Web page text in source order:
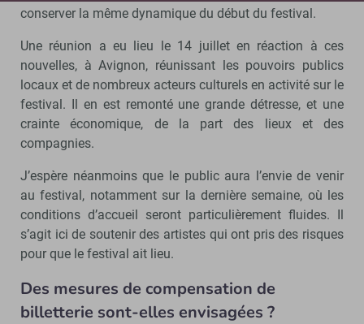
conserver la même dynamique du début du festival.
Une réunion a eu lieu le 14 juillet en réaction à ces
nouvelles, à Avignon, réunissant les pouvoirs publics
locaux et de nombreux acteurs culturels en activité sur le
festival. Il en est remonté une grande détresse, et une
crainte économique, de la part des lieux et des
compagnies.
J’espère néanmoins que le public aura l’envie de venir
au festival, notamment sur la dernière semaine, où les
conditions d’accueil seront particulièrement fluides. Il
s’agit ici de soutenir des artistes qui ont pris des risques
pour que le festival ait lieu.
Des mesures de compensation de
billetterie sont-elles envisagées ?